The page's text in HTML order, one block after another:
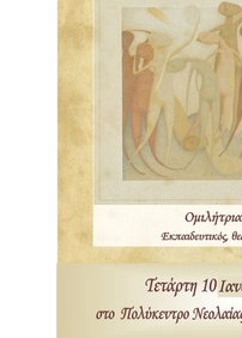
ΑΝΘΕΚΤΙΚΗ